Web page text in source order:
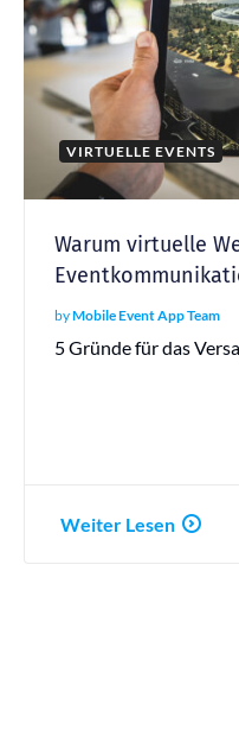
VIRTUELLE EVENTS
Warum virtuelle
byMobile Event App Team
5 Gründe für das
Weiter Lesen